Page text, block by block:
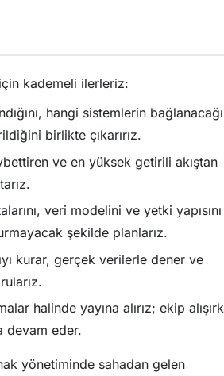
kademeli ilerleriz:
hangi sistemlerin
birlikte çıkarırız.
ve en yüksek getirili akıştan
veri modelini ve yetki yapısını
şekilde planlarız.
kurar, gerçek verilerle dener ve
halinde yayına alırız; ekip
devam eder.
yönetiminde sahadan gelen